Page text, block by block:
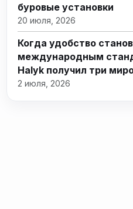
буровые установки
20 июля, 2026
Когда удобство
международным
Halyk получил три
2 июля, 2026